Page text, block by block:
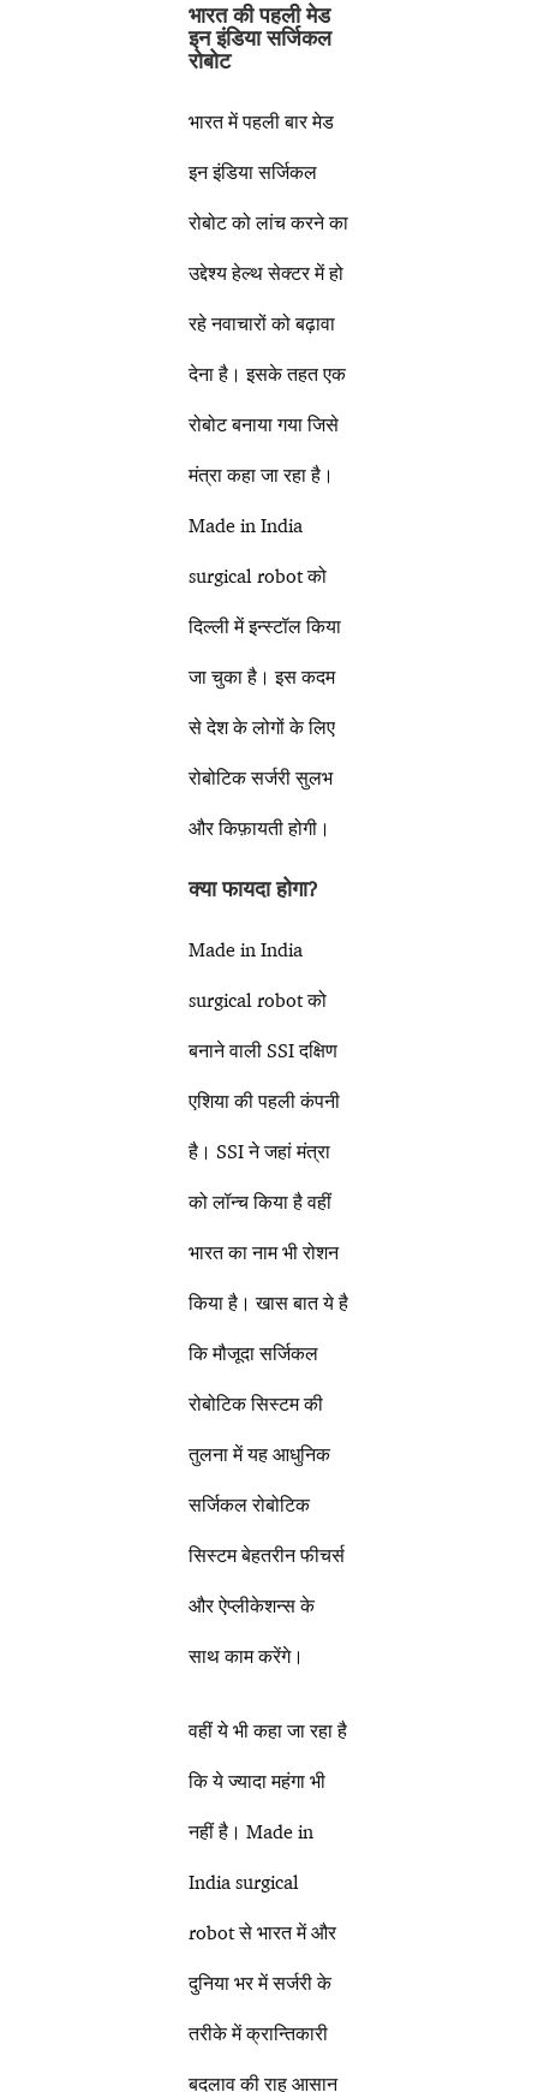
भारत की पहली मेड
इन इंडिया सर्जिकल
रोबोट
भारत में पहली बार मेड
इन इंडिया सर्जिकल
रोबोट को लांच करने का
उद्देश्य हेल्थ सेक्टर में हो
रहे नवाचारों को बढ़ावा
देना है। इसके तहत एक
रोबोट बनाया गया जिसे
मंत्रा कहा जा रहा है।
Made in India
surgical robot को
दिल्ली में इन्स्टॉल किया
जा चुका है। इस कदम
से देश के लोगों के लिए
रोबोटिक सर्जरी सुलभ
और किफ़ायती होगी।
क्या फायदा होगा?
Made in India
surgical robot को
बनाने वाली SSI दक्षिण
एशिया की पहली कंपनी
है। SSI ने जहां मंत्रा
को लॉन्च किया है वहीं
भारत का नाम भी रोशन
किया है। खास बात ये है
कि मौजूदा सर्जिकल
रोबोटिक सिस्टम की
तुलना में यह आधुनिक
सर्जिकल रोबोटिक
सिस्टम बेहतरीन फीचर्स
और ऐप्लीकेशन्स के
साथ काम करेंगे।
वहीं ये भी कहा जा रहा है
कि ये ज्यादा महंगा भी
नहीं है। Made in
India surgical
robot से भारत में और
दुनिया भर में सर्जरी के
तरीके में क्रान्तिकारी
बदलाव की राह आसान